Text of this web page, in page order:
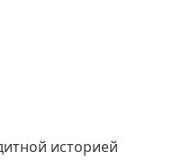
историей